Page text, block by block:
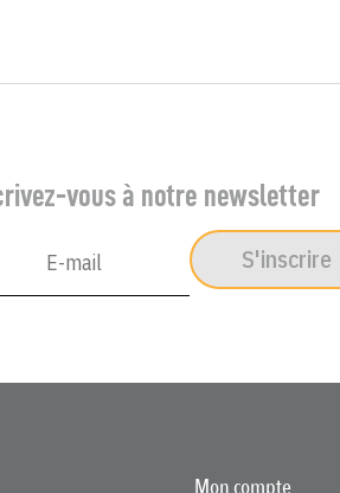
vous à notre newsletter
S'inscrire